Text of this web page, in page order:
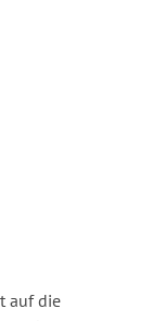
auf die